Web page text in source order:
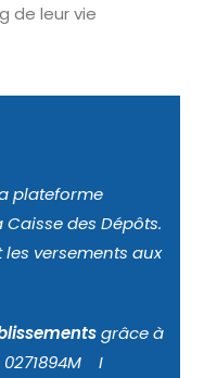
de leur vie
plateforme
Caisse des Dépôts.
les versements aux
grâce à
: 0271894M I